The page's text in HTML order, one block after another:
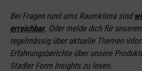
Bei Fragen rund ums Raumklima sind
erreichbar. Oder melde dich für unseren
regelmässig über aktuelle Themen
Erfahrungsberichte über unsere
Stadler Form Insights zu lesen.